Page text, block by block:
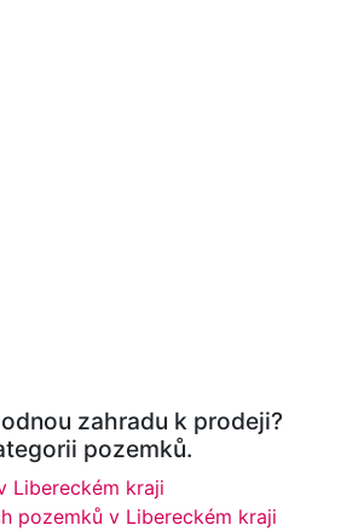
zahradu k prodeji?
pozemků.
Libereckém kraji
pozemků v Libereckém kraji